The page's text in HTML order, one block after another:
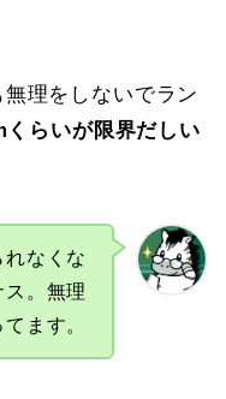
理をしないでラン
くらいが限界だしい
なくな
。無理
ます。